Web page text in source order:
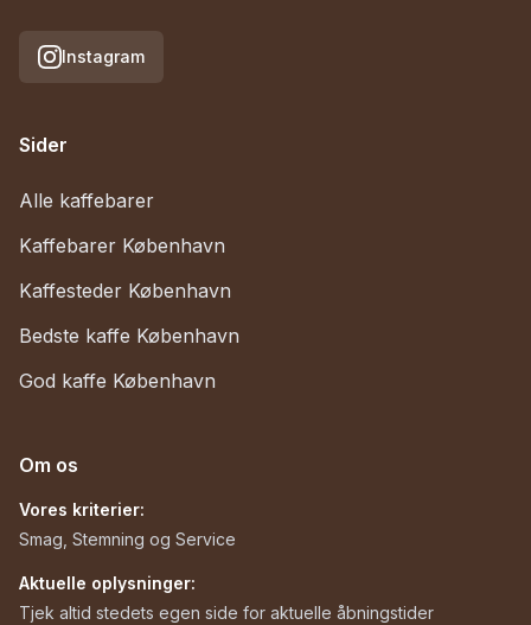
Instagram
Sider
Alle kaffebarer
Kaffebarer København
Kaffesteder København
Bedste kaffe København
God kaffe København
Om os
Vores kriterier:
Smag, Stemning og Service
Aktuelle oplysninger:
Tjek altid stedets egen side for aktuelle åbningstider